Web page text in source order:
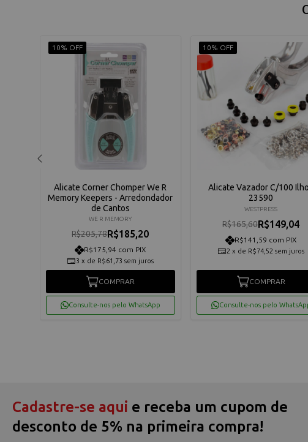
10% OFF
Alicate Corner Chomper We R
Memory Keepers - Arredondador
de Cantos
WE R MEMORY
R$205,78R$185,20
R$175,94 com PIX
3 x de R$61,73 sem juros
COMPRAR
Consulte-nos pelo WhatsApp
10% OFF
Alicate Vazador C/100
23590
WESTPRESS
R$165,60R$149,04
R$141,59 com PIX
2 x de R$74,52 sem juros
COMPRAR
Consulte-nos pelo
Cadastre-se aqui e receba um cupom de
desconto de 5% na primeira compra!